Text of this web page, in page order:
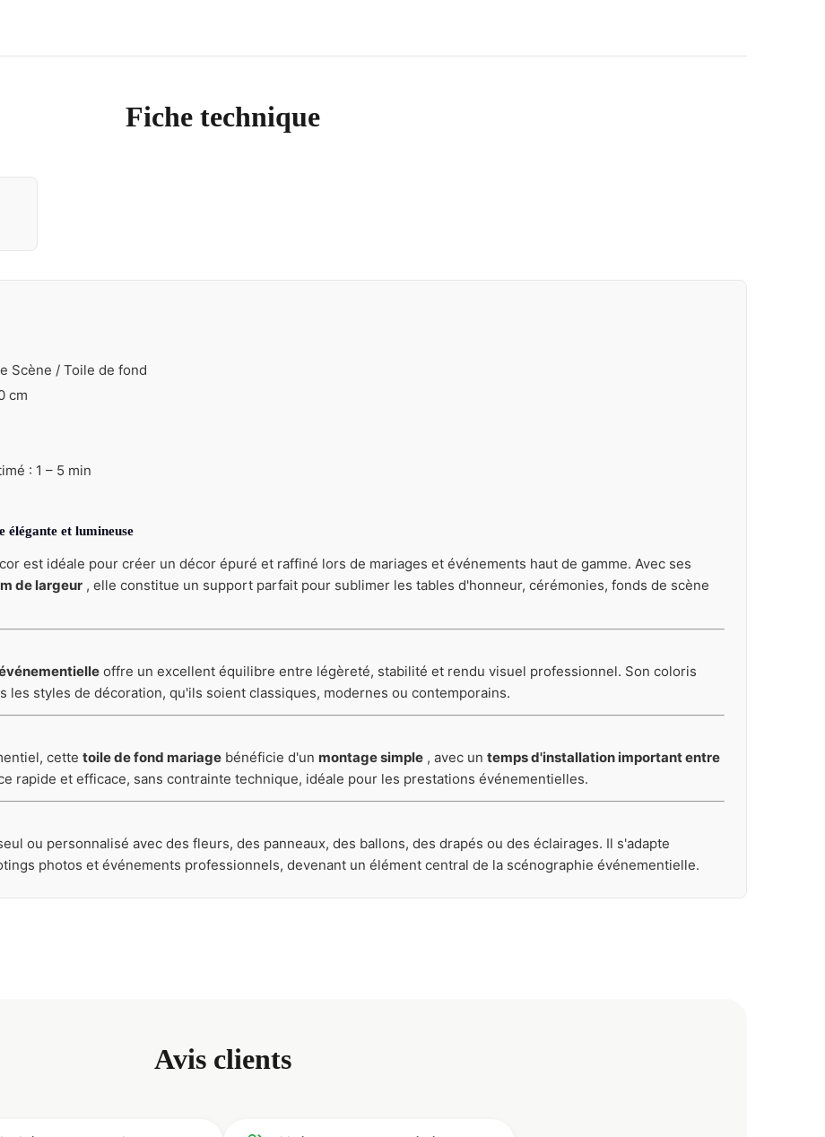
Fiche technique
Scène / Toile de fond
cm
: 1 – 5 min
élégante et lumineuse
est idéale pour créer un décor épuré et raffiné lors de mariages et événements haut de gamme. Avec ses
de largeur , elle constitue un support parfait pour sublimer les tables d'honneur, cérémonies, fonds de scène
offre un excellent équilibre entre légèreté, stabilité et rendu visuel professionnel. Son coloris
les styles de décoration, qu'ils soient classiques, modernes ou contemporains.
cette toile de fond mariage bénéficie d'un montage simple , avec un temps d'installation important entre
rapide et efficace, sans contrainte technique, idéale pour les prestations événementielles.
ou personnalisé avec des fleurs, des panneaux, des ballons, des drapés ou des éclairages. Il s'adapte
photos et événements professionnels, devenant un élément central de la scénographie événementielle.
Avis clients